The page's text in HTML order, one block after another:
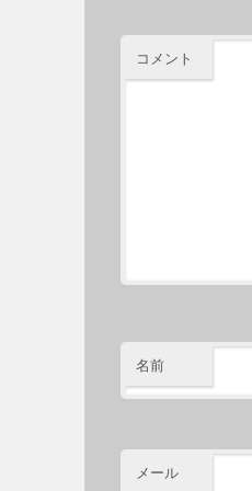
コメント
名前
メール